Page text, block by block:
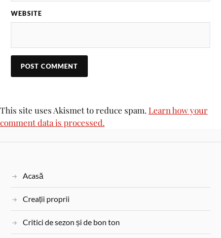
WEBSITE
This site uses Akismet to reduce spam.Learn how your
comment data is processed.
Acasă
Creații proprii
Critici de sezon și de bon ton